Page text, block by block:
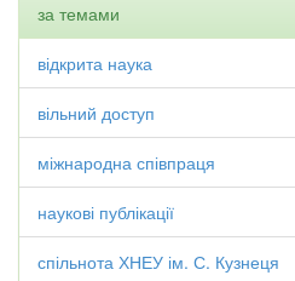
за темами
відкрита наука
вільний доступ
міжнародна співпраця
наукові публікації
спільнота ХНЕУ ім. С. Кузнеця